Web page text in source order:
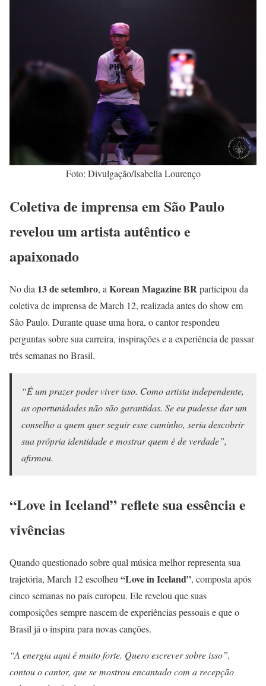
Foto: Divulgação/Isabella Lourenço
Coletiva de imprensa em São Paulo
revelou um artista autêntico e
apaixonado
No dia 13 de setembro, a Korean Magazine BRparticipou da
coletiva de imprensa de March 12, realizada antes do show em
São Paulo. Durante quase uma hora, o cantor respondeu
perguntas sobre sua carreira, inspirações e a experiência de passar
três semanas no Brasil.
“É um prazer poder viver isso. Como artista independente,
as oportunidades não são garantidas. Se eu pudesse dar um
conselho a quem quer seguir esse caminho, seria descobrir
sua própria identidade e mostrar quem é de verdade”,
afirmou.
“Love in Iceland” reflete sua essência e
vivências
Quando questionado sobre qual música melhor representa sua
trajetória, March 12 escolheu “Love in Iceland”, composta após
cinco semanas no país europeu. Ele revelou que suas
composições sempre nascem de experiências pessoais e que o
Brasil já o inspira para novas canções.
“A energia aqui é muito forte. Quero escrever sobre isso”,
contou o cantor, que se mostrou encantado com a recepção